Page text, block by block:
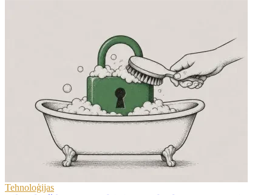
Tehnoloģijas